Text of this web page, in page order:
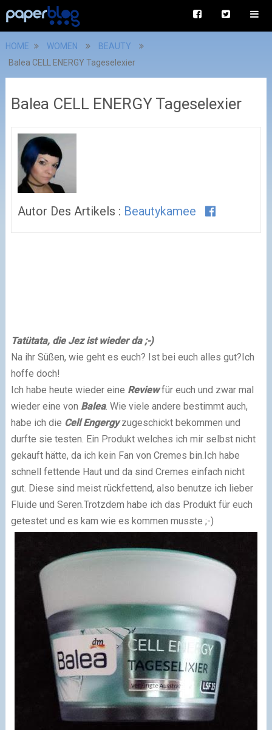
HOME WOMEN
BEAUTY
Balea CELL ENERGY Tageselexier
Balea CELL ENERGY Tageselexier
Autor Des Artikels : Beautykamee
Tatütata, die Jez ist wieder da ;-)
Na ihr Süßen, wie geht es euch? Ist bei euch alles gut?Ich
hoffe doch!
Ich habe heute wieder eine Reviewfür euch und zwar mal
wieder eine von Balea. Wie viele andere bestimmt auch,
habe ich die Cell Engergyzugeschickt bekommen und
durfte sie testen. Ein Produkt welches ich mir selbst nicht
gekauft hätte, da ich kein Fan von Cremes bin. Ich habe
schnell fettende Haut und da sind Cremes einfach nicht
gut. Diese sind meist rückfettend, also benutze ich lieber
Fluide und Seren. Trotzdem habe ich das Produkt für euch
getestet und es kam wie es kommen musste ;-)